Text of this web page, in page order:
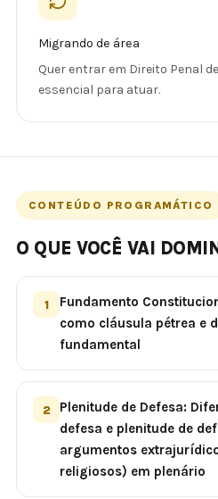
Migrando de área
Quer entrar em Direito Penal
essencial para atuar.
CONTEÚDO PROGRAMÁTICO
O QUE VOCÊ VAI
1
Fundamento
como cláusula pétrea e
fundamental
2
Plenitude de Defesa:
defesa e plenitude de
argumentos
religiosos) em plenário